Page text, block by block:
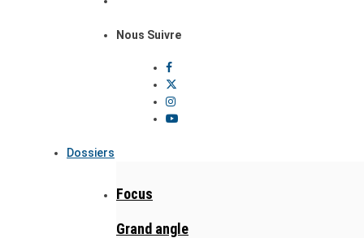
Nous Suivre
Dossiers
Focus
Grand angle